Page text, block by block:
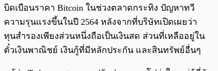
บิดเบือนราคา Bitcoin ในช่วงตลาดกระทิง ปัญหาทวี
ความรุนแรงขึ้นในปี 2564 หลังจากที่บริษัทเปิดเผยว่า
ทุนสำรองเพียงส่วนหนึ่งถือเป็นเงินสด ส่วนที่เหลืออยู่ใน
ตั๋วเงินพาณิชย์ เงินกู้ที่มีหลักประกัน และสินทรัพย์อื่นๆ